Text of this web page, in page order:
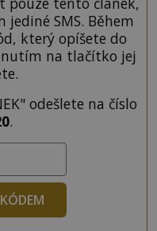
SMS. Během
který opíšete do
na tlačítko jej
odešlete na číslo
.